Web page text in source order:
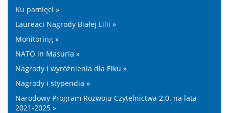
Ku pamięci »
Laureaci Nagrody Białej Lilii »
Monitoring »
NATO in Masuria »
Nagrody i wyróżnienia dla Ełku »
Nagrody i stypendia »
Narodowy Program Rozwoju Czytelnictwa 2.0. na lata
2021-2025 »